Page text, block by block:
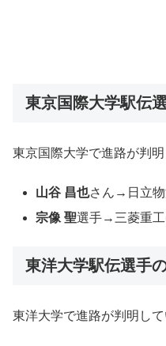
東京国際大学駅伝
東京国際大学で進路が判
山谷 昌也さん→日立物
宗像 聖選手→三菱重
東洋大学駅伝選手
東洋大学で進路が判明し